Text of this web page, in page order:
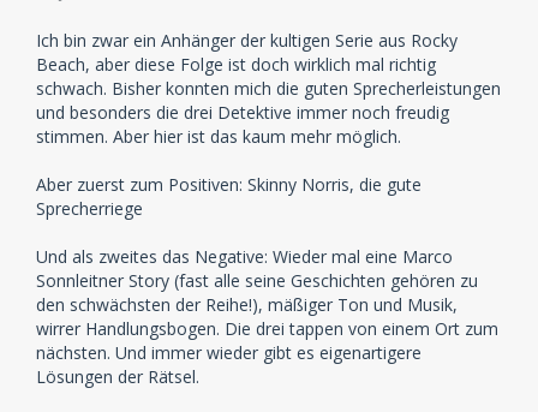
Ich bin zwar ein Anhänger der kultigen Serie aus Rocky
Beach, aber diese Folge ist doch wirklich mal richtig
schwach. Bisher konnten mich die guten Sprecherleistungen
und besonders die drei Detektive immer noch freudig
stimmen. Aber hier ist das kaum mehr möglich.
Aber zuerst zum Positiven: Skinny Norris, die gute
Sprecherriege
Und als zweites das Negative: Wieder mal eine Marco
Sonnleitner Story (fast alle seine Geschichten gehören zu
den schwächsten der Reihe!), mäßiger Ton und Musik,
wirrer Handlungsbogen. Die drei tappen von einem Ort zum
nächsten. Und immer wieder gibt es eigenartigere
Lösungen der Rätsel.